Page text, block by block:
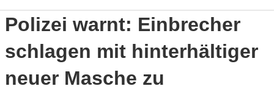
Polizei warnt: Einbrecher
schlagen mit hinterhältiger
neuer Masche zu